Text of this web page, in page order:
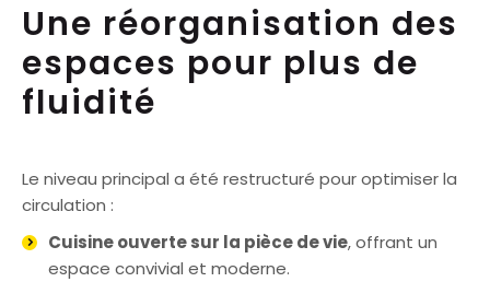
Une réorganisation des
espaces pour plus de
fluidité
Le niveau principal a été restructuré pour optimiser la
circulation :
Cuisine ouverte sur la pièce de vie, offrant un
espace convivial et moderne.